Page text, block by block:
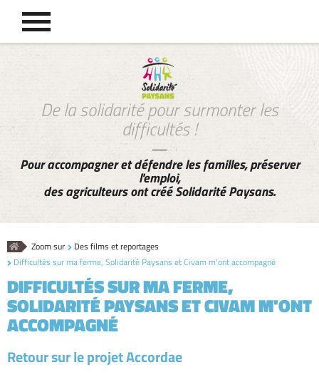
De la solidarité pour surmonter les
difficultés !
Pour accompagner et défendre les familles, préserver
l'emploi,
des agriculteurs ont créé Solidarité Paysans.
AccueilZoom sur
Des films et reportages
Difficultés sur ma ferme, Solidarité Paysans et Civam m'ont accompagné
DIFFICULTÉS SUR MA FERME,
SOLIDARITÉ PAYSANS ET CIVAM M'ONT
ACCOMPAGNÉ
Retour sur le projet Accordae